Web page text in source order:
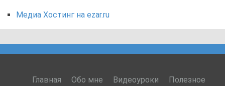
Медиа Хостинг на ezar.ru
Главная Обо мне Видеоуроки
Полезное